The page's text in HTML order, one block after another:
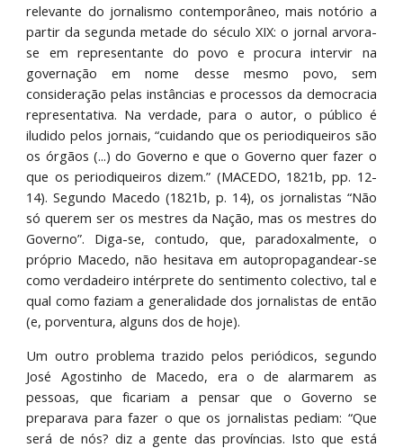
relevante do jornalismo contemporâneo, mais notório a
partir da segunda metade do século XIX: o jornal arvora-
se em representante do povo e procura intervir na
governação em nome desse mesmo povo, sem
consideração pelas instâncias e processos da democracia
representativa. Na verdade, para o autor, o público é
iludido pelos jornais, “cuidando que os periodiqueiros são
os órgãos (...) do Governo e que o Governo quer fazer o
que os periodiqueiros dizem.” (MACEDO, 1821b, pp. 12-
14). Segundo Macedo (1821b, p. 14), os jornalistas “Não
só querem ser os mestres da Nação, mas os mestres do
Governo”. Diga-se, contudo, que, paradoxalmente, o
próprio Macedo, não hesitava em autopropagandear-se
como verdadeiro intérprete do sentimento colectivo, tal e
qual como faziam a generalidade dos jornalistas de então
(e, porventura, alguns dos de hoje).
Um outro problema trazido pelos periódicos, segundo
José Agostinho de Macedo, era o de alarmarem as
pessoas, que ficariam a pensar que o Governo se
preparava para fazer o que os jornalistas pediam: “Que
será de nós? diz a gente das províncias. Isto que está